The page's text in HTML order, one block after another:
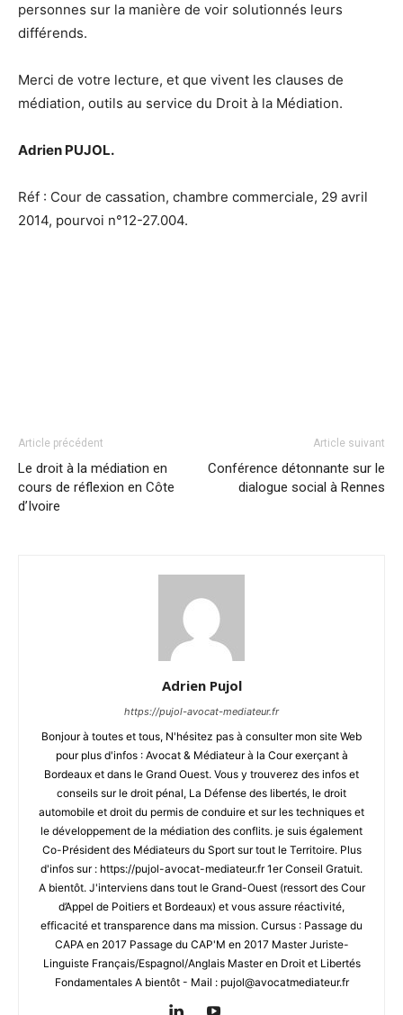
personnes sur la manière de voir solutionnés leurs
différends.
Merci de votre lecture, et que vivent les clauses de
médiation, outils au service du Droit à la Médiation.
Adrien PUJOL.
Réf : Cour de cassation, chambre commerciale, 29 avril
2014, pourvoi n°12-27.004.
Article précédent
Le droit à la médiation en
cours de réflexion en Côte
d’Ivoire
Article suivant
Conférence détonnante sur le
dialogue social à Rennes
Adrien Pujol
https://pujol-avocat-mediateur.fr
Bonjour à toutes et tous, N'hésitez pas à consulter mon site Web
pour plus d'infos : Avocat & Médiateur à la Cour exerçant à
Bordeaux et dans le Grand Ouest. Vous y trouverez des infos et
conseils sur le droit pénal, La Défense des libertés, le droit
automobile et droit du permis de conduire et sur les techniques et
le développement de la médiation des conflits. je suis également
Co-Président des Médiateurs du Sport sur tout le Territoire. Plus
d'infos sur : https://pujol-avocat-mediateur.fr 1er Conseil Gratuit.
A bientôt. J'interviens dans tout le Grand-Ouest (ressort des Cour
d’Appel de Poitiers et Bordeaux) et vous assure réactivité,
efficacité et transparence dans ma mission. Cursus : Passage du
CAPA en 2017 Passage du CAP'M en 2017 Master Juriste-
Linguiste Français/Espagnol/Anglais Master en Droit et Libertés
Fondamentales A bientôt - Mail : pujol@avocatmediateur.fr